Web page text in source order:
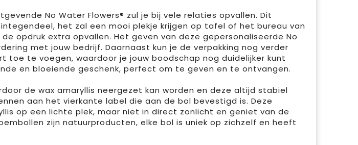
No Water Flowers® zul je bij vele relaties opvallen. Dit
het zal een mooi plekje krijgen op tafel of het bureau van
opdruk extra opvallen. Het geven van deze gepersonaliseerde No
met jouw bedrijf. Daarnaast kun je de verpakking nog verder
te voegen, waardoor je jouw boodschap nog duidelijker kunt
en bloeiende geschenk, perfect om te geven en te ontvangen.
de wax amaryllis neergezet kan worden en deze altijd stabiel
aan het vierkante label die aan de bol bevestigd is. Deze
op een lichte plek, maar niet in direct zonlicht en geniet van de
zijn natuurproducten, elke bol is uniek op zichzelf en heeft